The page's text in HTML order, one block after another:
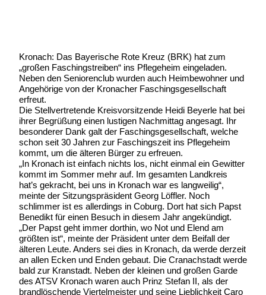
Kronach: Das Bayerische Rote Kreuz (BRK) hat zum
„großen Faschingstreiben“ ins Pflegeheim eingeladen.
Neben den Seniorenclub wurden auch Heimbewohner und
Angehörige von der Kronacher Faschingsgesellschaft
erfreut.
Die Stellvertretende Kreisvorsitzende Heidi Beyerle hat bei
ihrer Begrüßung einen lustigen Nachmittag angesagt. Ihr
besonderer Dank galt der Faschingsgesellschaft, welche
schon seit 30 Jahren zur Faschingszeit ins Pflegeheim
kommt, um die älteren Bürger zu erfreuen.
„In Kronach ist einfach nichts los, nicht einmal ein Gewitter
kommt im Sommer mehr auf. Im gesamten Landkreis
hat’s gekracht, bei uns in Kronach war es langweilig“,
meinte der Sitzungspräsident Georg Löffler. Noch
schlimmer ist es allerdings in Coburg. Dort hat sich Papst
Benedikt für einen Besuch in diesem Jahr angekündigt.
„Der Papst geht immer dorthin, wo Not und Elend am
größten ist“, meinte der Präsident unter dem Beifall der
älteren Leute. Anders sei dies in Kronach, da werde derzeit
an allen Ecken und Enden gebaut. Die Cranachstadt werde
bald zur Kranstadt. Neben der kleinen und großen Garde
des ATSV Kronach waren auch Prinz Stefan II, als der
brandlöschende Viertelmeister und seine Lieblichkeit Caro